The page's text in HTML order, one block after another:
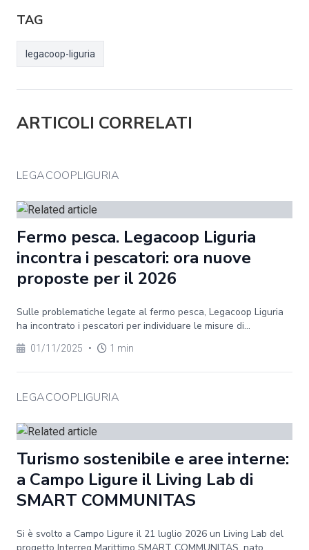
TAG
legacoop-liguria
ARTICOLI CORRELATI
LEGACOOPLIGURIA
Fermo pesca. Legacoop Liguria
incontra i pescatori: ora nuove
proposte per il 2026
Sulle problematiche legate al fermo pesca, Legacoop Liguria
ha incontrato i pescatori per individuare le misure di...
01/11/2025 • 1 min
LEGACOOPLIGURIA
Turismo sostenibile e aree interne:
a Campo Ligure il Living Lab di
SMART COMMUNITAS
Si è svolto a Campo Ligure il 21 luglio 2026 un Living Lab del